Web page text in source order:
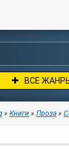
ВСЕ
» Книги » Проза »